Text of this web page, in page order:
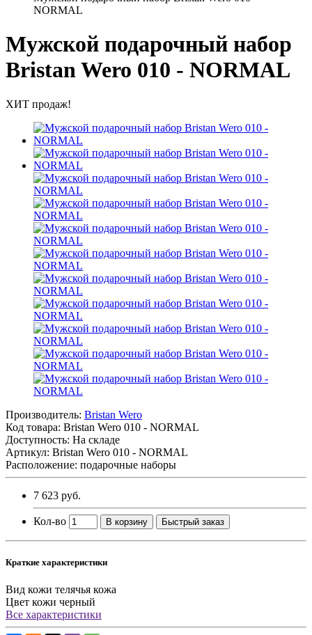
NORMAL
Мужской подарочный набор
Bristan Wero 010 - NORMAL
ХИТ продаж!
Производитель: Bristan Wero
Код товара: Bristan Wero 010 - NORMAL
Доступность: На складе
Артикул: Bristan Wero 010 - NORMAL
Расположение: подарочные наборы
7 623 руб.
Кол-во В корзину Быстрый заказ
Краткие характеристики
Вид кожи телячья кожа
Цвет кожи черный
Все характеристики